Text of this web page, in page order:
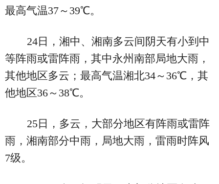
最高气温37～39℃。
24日，湘中、湘南多云间阴天有小到中
等阵雨或雷阵雨，其中永州南部局地大雨，
其他地区多云；最高气温湘北34～36℃，其
他地区36～38℃。
25日，多云，大部分地区有阵雨或雷阵
雨，湘南部分中雨，局地大雨，雷雨时阵风
7级。